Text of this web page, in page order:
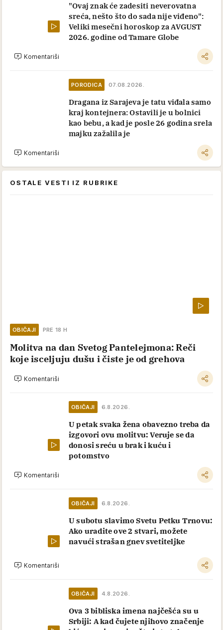
"Ovaj znak će zadesiti neverovatna
sreća, nešto što do sada nije viđeno":
Veliki mesečni horoskop za AVGUST
2026. godine od Tamare Globe
Komentariši
PORODICA 07.08.2026.
Dragana iz Sarajeva je tatu viđala samo
kraj kontejnera: Ostavili je u bolnici
kao bebu, a kad je posle 26 godina srela
majku zažalila je
Komentariši
OSTALE VESTI IZ RUBRIKE
OBIČAJI PRE 18 H
Molitva na dan Svetog Pantelejmona: Reči
koje isceljuju dušu i čiste je od grehova
Komentariši
OBIČAJI 6.8.2026.
U petak svaka žena obavezno treba da
izgovori ovu molitvu: Veruje se da
donosi sreću u brak i kuću i
potomstvo
Komentariši
OBIČAJI 6.8.2026.
U subotu slavimo Svetu Petku Trnovu:
Ako uradite ove 2 stvari, možete
navući strašan gnev svetiteljke
Komentariši
OBIČAJI 4.8.2026.
Ova 3 bibliska imena najčešća su u
Srbiji: A kad čujete njihovo značenje